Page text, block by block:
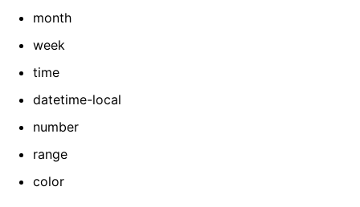
month
week
time
datetime-local
number
range
color